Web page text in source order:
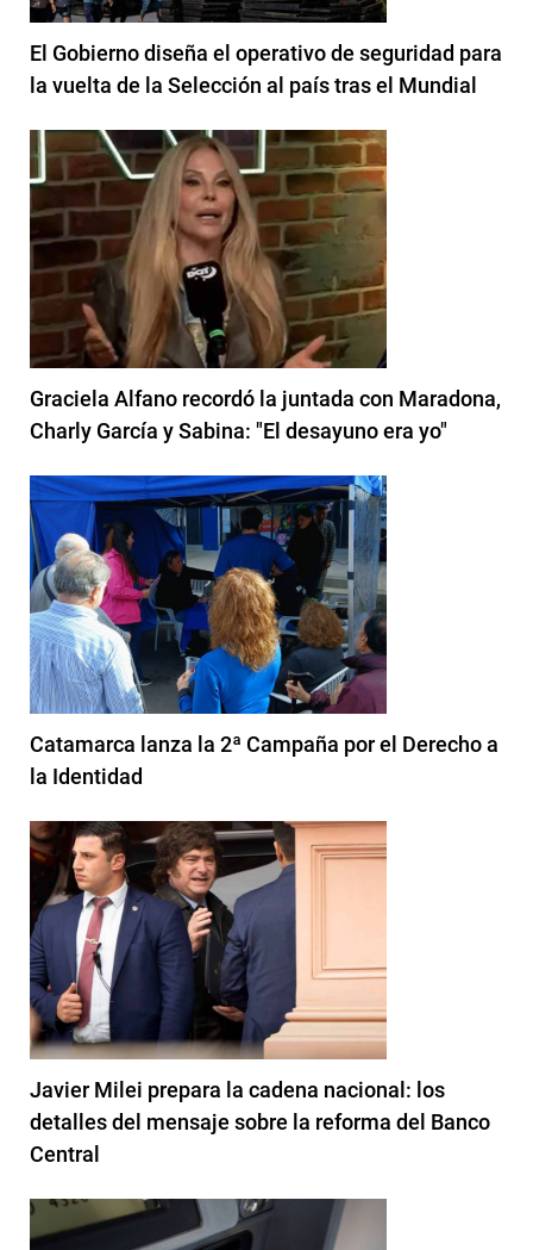
El Gobierno diseña el operativo de seguridad para
la vuelta de la Selección al país tras el Mundial
Graciela Alfano recordó la juntada con Maradona,
Charly García y Sabina: "El desayuno era yo"
Catamarca lanza la 2ª Campaña por el Derecho a
la Identidad
Javier Milei prepara la cadena nacional: los
detalles del mensaje sobre la reforma del Banco
Central